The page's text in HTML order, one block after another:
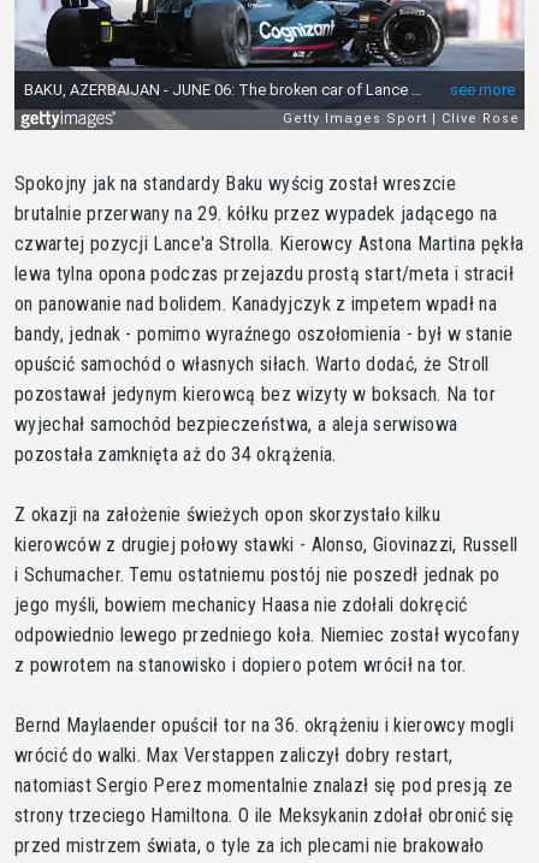
Spokojny jak na standardy Baku wyścig został wreszcie
brutalnie przerwany na 29. kółku przez wypadek jadącego na
czwartej pozycji Lance'a Strolla. Kierowcy Astona Martina pękła
lewa tylna opona podczas przejazdu prostą start/meta i stracił
on panowanie nad bolidem. Kanadyjczyk z impetem wpadł na
bandy, jednak - pomimo wyraźnego oszołomienia - był w stanie
opuścić samochód o własnych siłach. Warto dodać, że Stroll
pozostawał jedynym kierowcą bez wizyty w boksach. Na tor
wyjechał samochód bezpieczeństwa, a aleja serwisowa
pozostała zamknięta aż do 34 okrążenia.
Z okazji na założenie świeżych opon skorzystało kilku
kierowców z drugiej połowy stawki - Alonso, Giovinazzi, Russell
i Schumacher. Temu ostatniemu postój nie poszedł jednak po
jego myśli, bowiem mechanicy Haasa nie zdołali dokręcić
odpowiednio lewego przedniego koła. Niemiec został wycofany
z powrotem na stanowisko i dopiero potem wrócił na tor.
Bernd Maylaender opuścił tor na 36. okrążeniu i kierowcy mogli
wrócić do walki. Max Verstappen zaliczył dobry restart,
natomiast Sergio Perez momentalnie znalazł się pod presją ze
strony trzeciego Hamiltona. O ile Meksykanin zdołał obronić się
przed mistrzem świata, o tyle za ich plecami nie brakowało